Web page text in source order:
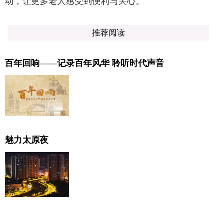
推荐阅读
百年回响——记录百年风华 聆听时代声音
魅力太原夜